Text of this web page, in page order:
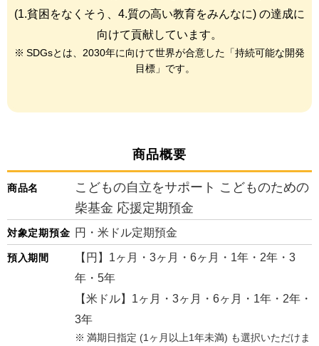
(1.貧困をなくそう、4.質の高い教育をみんなに) の達成に
向けて貢献しています。
SDGsとは、2030年に向けて世界が合意した「持続可能な開発
目標」です。
商品概要
商品名
こどもの自立をサポート こどものための
柴基金 応援定期預金
対象定期預金 円・米ドル定期預金
預入期間
【円】1ヶ月・3ヶ月・6ヶ月・1年・2年・3
年・5年
【米ドル】1ヶ月・3ヶ月・6ヶ月・1年・2年・
3年
満期日指定 (1ヶ月以上1年未満) も選択いただけま